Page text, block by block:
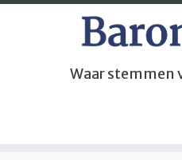
Waar stemmen